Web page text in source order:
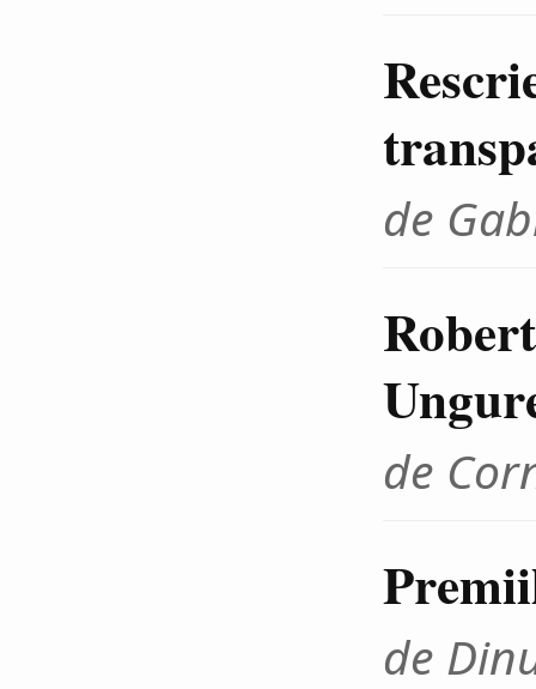
de
de
de